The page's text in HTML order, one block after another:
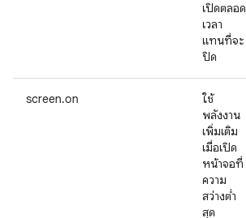
เปิดตลอด
เวลา
แทนที่จะ
ปิด
screen.on
ใช้
พลังงาน
เพิ่มเติม
เมื่อเปิด
หน้าจอที่
ความ
สว่างต่ำ
สุด